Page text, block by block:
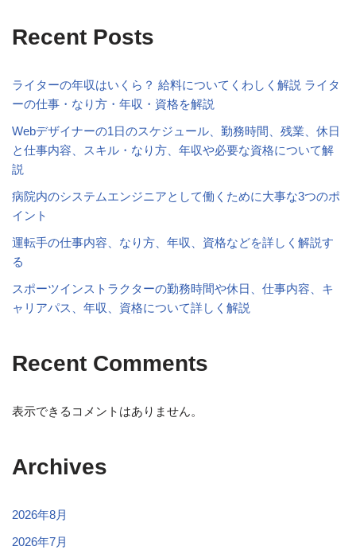
Recent Posts
ライターの年収はいくら？ 給料についてくわしく解説 ライタ
ーの仕事・なり方・年収・資格を解説
Webデザイナーの1日のスケジュール、勤務時間、残業、休日
と仕事内容、スキル・なり方、年収や必要な資格について解
説
病院内のシステムエンジニアとして働くために大事な3つのポ
イント
運転手の仕事内容、なり方、年収、資格などを詳しく解説す
る
スポーツインストラクターの勤務時間や休日、仕事内容、キ
ャリアパス、年収、資格について詳しく解説
Recent Comments
表示できるコメントはありません。
Archives
2026年8月
2026年7月